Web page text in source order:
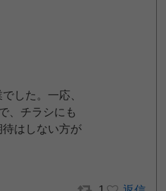
した。一応、
、チラシにも
はしない方が